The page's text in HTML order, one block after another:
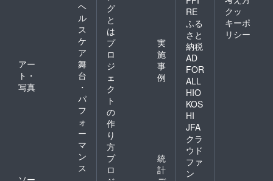
使用部
材の供
給状
況、製
ヘ
ル
ス
ケ
ア
アー
ト・
写真
舞
台
・
パ
フ
ォ
ー
マ
ン
ス
グ
と
は
プ
ロ
ジ
ェ
ク
ト
の
作
り
方
実
施
事
例
プ
ロ
統
計
RE
ふる
さと
納税
AD
FOR
ALL
HIO
KOS
HI
JFA
クラ
ウド
ファ
ン
クッ
キーポ
リシー